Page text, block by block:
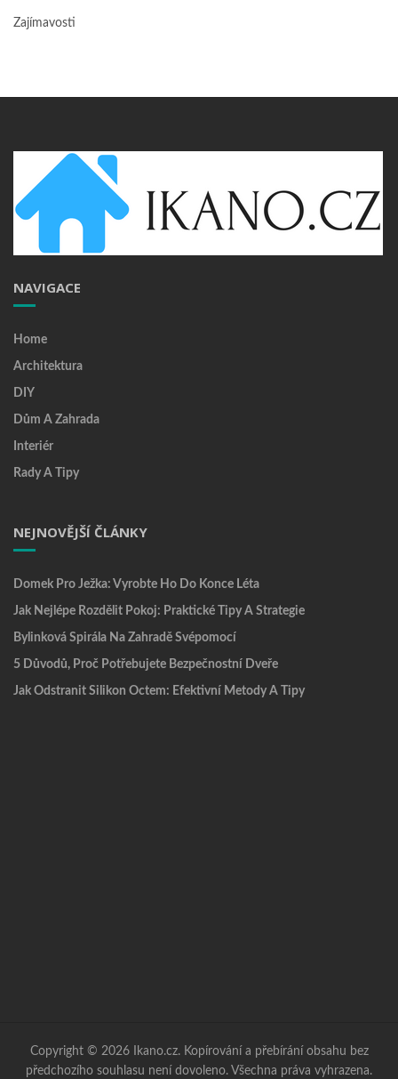
Zajímavosti
NAVIGACE
Home
Architektura
DIY
Dům A Zahrada
Interiér
Rady A Tipy
NEJNOVĚJŠÍ ČLÁNKY
Domek Pro Ježka: Vyrobte Ho Do Konce Léta
Jak Nejlépe Rozdělit Pokoj: Praktické Tipy A Strategie
Bylinková Spirála Na Zahradě Svépomocí
5 Důvodů, Proč Potřebujete Bezpečnostní Dveře
Jak Odstranit Silikon Octem: Efektivní Metody A Tipy
Copyright © 2026 Ikano.cz. Kopírování a přebírání obsahu bez
předchozího souhlasu není dovoleno. Všechna práva vyhrazena.